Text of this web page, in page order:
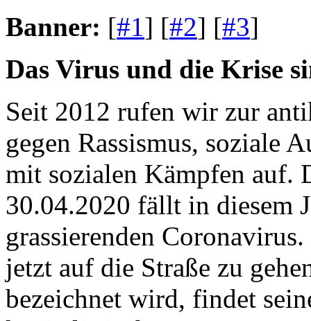
Banner: [#1] [#2] [#3]
Das Virus und die Krise
Seit 2012 rufen wir zur
gegen Rassismus, soziale
mit sozialen Kämpfen auf.
30.04.2020 fällt in diesem
grassierenden
jetzt auf die Straße zu
bezeichnet wird, findet